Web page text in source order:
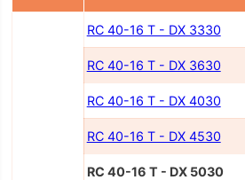
RC 40-16 T - DX 3330
RC 40-16 T - DX 3630
RC 40-16 T - DX 4030
RC 40-16 T - DX 4530
RC 40-16 T - DX 5030